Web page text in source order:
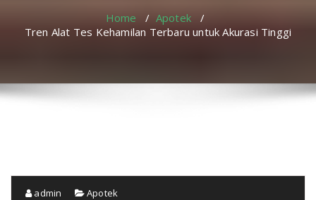
Home / Apotek /
Tren Alat Tes Kehamilan Terbaru untuk Akurasi Tinggi
admin Apotek